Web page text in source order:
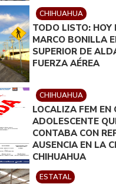
CHIHUAHUA
TODO LISTO: HOY
MARCO BONILLA
SUPERIOR DE
FUERZA AÉREA
CHIHUAHUA
LOCALIZA FEM EN
ADOLESCENTE
CONTABA CON
AUSENCIA EN LA
CHIHUAHUA
ESTATAL